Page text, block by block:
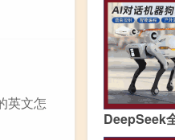
英文怎
DeepSeek